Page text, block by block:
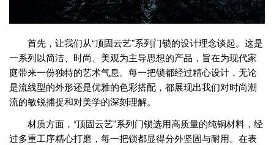
首先，让我们从“顶固云艺”系列门锁的设计理念谈起。这是
一系列以简洁、时尚、美观为主导思想的产品，旨在为现代家
庭带来一份独特的艺术气息。每一把锁都经过精心设计，无论
是流线型的外形还是优雅的色彩搭配，都展现出我们对时尚潮
流的敏锐捕捉和对美学的深刻理解。
材质方面，“顶固云艺”系列门锁选用高质量的纯铜材料，经
过多重工序精心打磨，每一把锁都显得分外坚固与耐用。在表